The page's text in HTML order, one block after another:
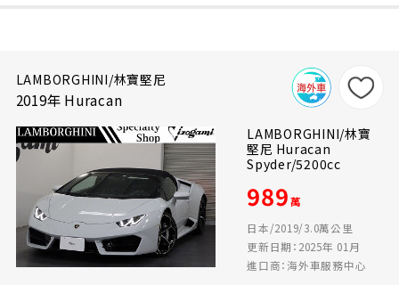
LAMBORGHINI/林寶堅尼
2019年 Huracan
LAMBORGHINI/林寶
堅尼 Huracan
Spyder/5200cc
989萬
日本/2019/3.0萬公里
更新日期：2025年 01月
進口商：海外車服務中心